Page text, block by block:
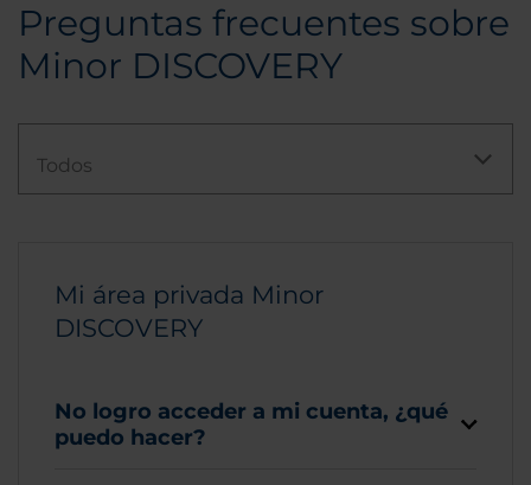
Preguntas frecuentes sobre
Minor DISCOVERY
Todos
Mi área privada Minor
DISCOVERY
No logro acceder a mi cuenta, ¿qué
puedo hacer?